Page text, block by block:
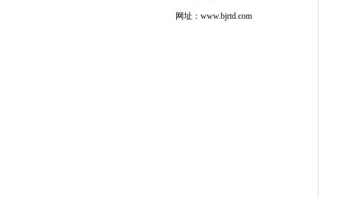
网址：www.bjrtd.com